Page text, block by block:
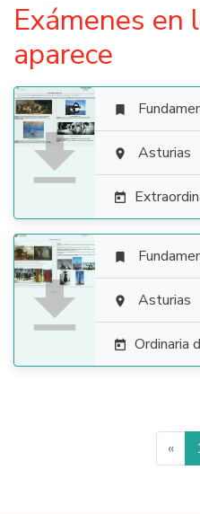
Exámenes en
aparece


 Asturias



 Asturias
 Ordinaria
«